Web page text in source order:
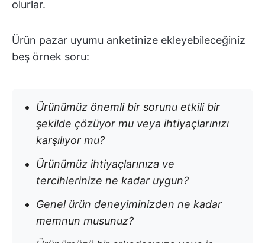
olurlar.
Ürün pazar uyumu anketinize ekleyebileceğiniz
beş örnek soru:
Ürünümüz önemli bir sorunu etkili bir
şekilde çözüyor mu veya ihtiyaçlarınızı
karşılıyor mu?
Ürünümüz ihtiyaçlarınıza ve
tercihlerinize ne kadar uygun?
Genel ürün deneyiminizden ne kadar
memnun musunuz?